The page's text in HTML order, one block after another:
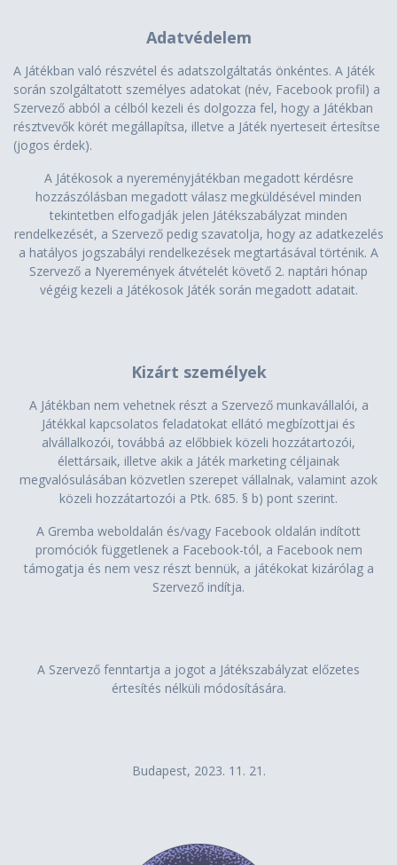
Adatvédelem
A Játékban való részvétel és adatszolgáltatás önkéntes. A Játék
során szolgáltatott személyes adatokat (név, Facebook profil) a
Szervező abból a célból kezeli és dolgozza fel, hogy a Játékban
résztvevők körét megállapítsa, illetve a Játék nyerteseit értesítse
(jogos érdek).
A Játékosok a nyereményjátékban megadott kérdésre
hozzászólásban megadott válasz megküldésével minden
tekintetben elfogadják jelen Játékszabályzat minden
rendelkezését, a Szervező pedig szavatolja, hogy az adatkezelés
a hatályos jogszabályi rendelkezések megtartásával történik. A
Szervező a Nyeremények átvételét követő 2. naptári hónap
végéig kezeli a Játékosok Játék során megadott adatait.
Kizárt személyek
A Játékban nem vehetnek részt a Szervező munkavállalói, a
Játékkal kapcsolatos feladatokat ellátó megbízottjai és
alvállalkozói, továbbá az előbbiek közeli hozzátartozói,
élettársaik, illetve akik a Játék marketing céljainak
megvalósulásában közvetlen szerepet vállalnak, valamint azok
közeli hozzátartozói a Ptk. 685. § b) pont szerint.
A Gremba weboldalán és/vagy Facebook oldalán indított
promóciók függetlenek a Facebook-tól, a Facebook nem
támogatja és nem vesz részt bennük, a játékokat kizárólag a
Szervező indítja.
A Szervező fenntartja a jogot a Játékszabályzat előzetes
értesítés nélküli módosítására.
Budapest, 2023. 11. 21.